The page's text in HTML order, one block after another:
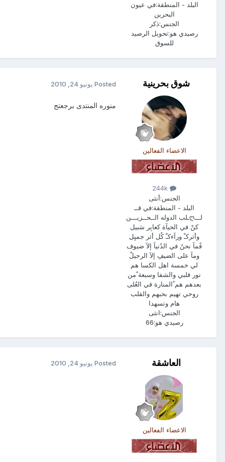
البلد - المنطقة:في عيون
البحرين
الجنس:ذكر
رصيدي هو:تحويل الرصيد
للسوق
شوق بحرينية
الاعضاء الفعالين
الجنس:أنثى
البلد - المنطقة:في قــ
لـــღـلب الدوله الــحــزيـــن
كنْ في الحيآة كعابِر سَبيل
وأتركـْ ورآءكـْ كُل أثر جميِل
فًمآ نحنُ في الدُنيآ إلآ ضيوف
ومآ على الضيفِ إلآ الرحيلْ
لي خمسة اهل الكسا هم
نور قلبي والشفا وسبعة ٌمن
بعدهم هم ُالمنارة في العُلى
روحي تهيم بحبهم والقلب
هام وتسهدا
الجنس:انثى
رصيدي هو:66
Posted يونيو 24, 2010
منوره المنتدى برجعتج
العاشقة
الاعضاء الفعالين
Posted يونيو 24, 2010